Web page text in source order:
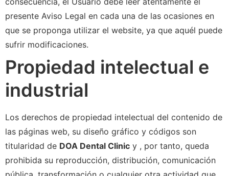
presente Aviso Legal en cada una de las ocasiones en
que se proponga utilizar el website, ya que aquél puede
sufrir modificaciones.
Propiedad intelectual e
industrial
Los derechos de propiedad intelectual del contenido de
las páginas web, su diseño gráfico y códigos son
titularidad de DOA Dental Clinic y , por tanto, queda
prohibida su reproducción, distribución, comunicación